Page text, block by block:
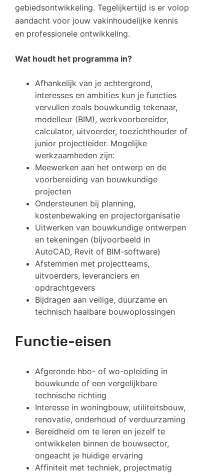
gebiedsontwikkeling. Tegelijkertijd is er volop
aandacht voor jouw vakinhoudelijke kennis
en professionele ontwikkeling.
Wat houdt het programma in?
Afhankelijk van je achtergrond,
interesses en ambities kun je functies
vervullen zoals bouwkundig tekenaar,
modelleur (BIM), werkvoorbereider,
calculator, uitvoerder, toezichthouder of
junior projectleider. Mogelijke
werkzaamheden zijn:
Meewerken aan het ontwerp en de
voorbereiding van bouwkundige
projecten
Ondersteunen bij planning,
kostenbewaking en projectorganisatie
Uitwerken van bouwkundige ontwerpen
en tekeningen (bijvoorbeeld in
AutoCAD, Revit of BIM-software)
Afstemmen met projectteams,
uitvoerders, leveranciers en
opdrachtgevers
Bijdragen aan veilige, duurzame en
technisch haalbare bouwoplossingen
Functie-eisen
Afgeronde hbo- of wo-opleiding in
bouwkunde of een vergelijkbare
technische richting
Interesse in woningbouw, utiliteitsbouw,
renovatie, onderhoud of verduurzaming
Bereidheid om te leren en jezelf te
ontwikkelen binnen de bouwsector,
ongeacht je huidige ervaring
Affiniteit met techniek, projectmatig